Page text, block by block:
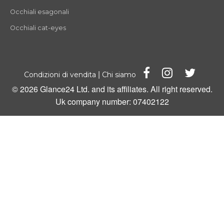
Occhiali esagonali
Occhiali cat-eyes
Condizioni di vendita | Chi siamo
© 2026 Glance24 Ltd. and its affiliates. All right reserved.
Uk company number: 07402122